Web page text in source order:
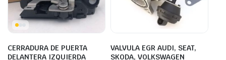
CERRADURA DE PUERTA
DELANTERA IZQUIERDA
VALVULA EGR AUDI, SEAT,
SKODA, VOLKSWAGEN